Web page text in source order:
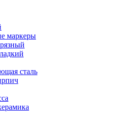
маркеры
сталь